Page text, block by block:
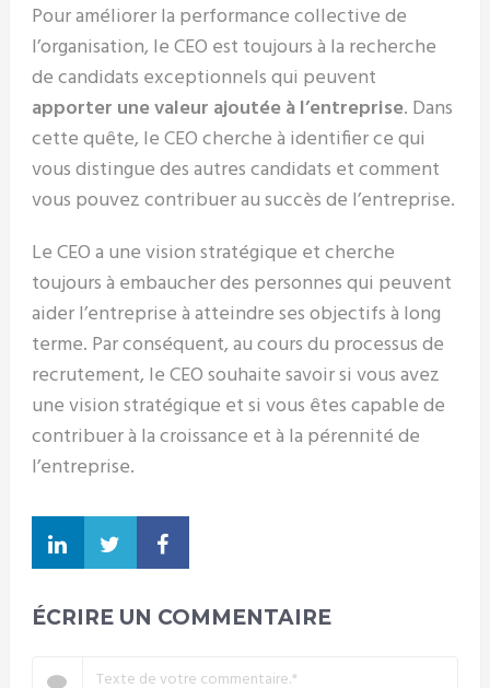
Pour améliorer la performance collective de
l’organisation, le CEO est toujours à la recherche
de candidats exceptionnels qui peuvent
apporter une valeur ajoutée à l’entreprise. Dans
cette quête, le CEO cherche à identifier ce qui
vous distingue des autres candidats et comment
vous pouvez contribuer au succès de l’entreprise.
Le CEO a une vision stratégique et cherche
toujours à embaucher des personnes qui peuvent
aider l’entreprise à atteindre ses objectifs à long
terme. Par conséquent, au cours du processus de
recrutement, le CEO souhaite savoir si vous avez
une vision stratégique et si vous êtes capable de
contribuer à la croissance et à la pérennité de
l’entreprise.
ÉCRIRE UN COMMENTAIRE